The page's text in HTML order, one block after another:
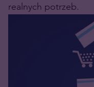
realnych potrzeb.